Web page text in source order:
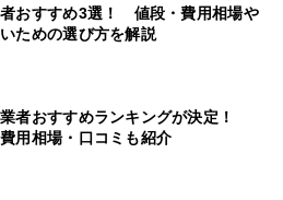
おすすめ3選！ 値段・費用相場や
ための選び方を解説
者おすすめランキングが決定！
用相場・口コミも紹介